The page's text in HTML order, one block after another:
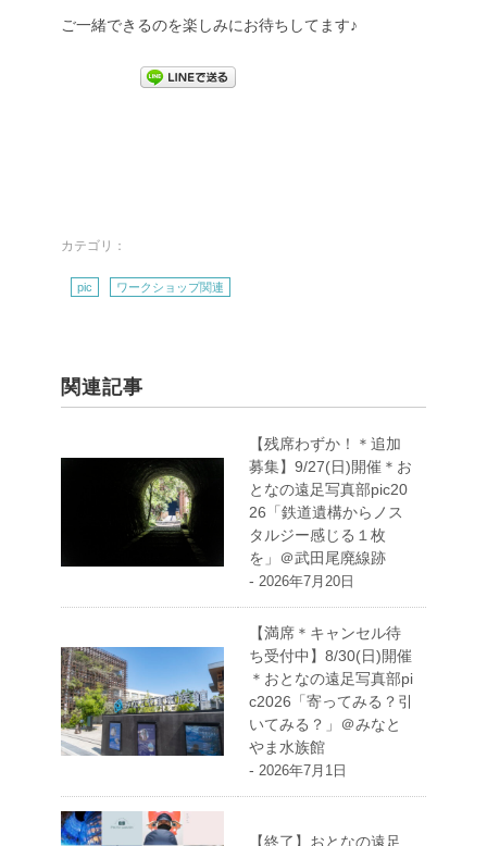
ご一緒できるのを楽しみにお待ちしてます♪
カテゴリ：
pic ワークショップ関連
関連記事
【残席わずか！＊追加
募集】9/27(日)開催＊お
となの遠足写真部pic20
26「鉄道遺構からノス
タルジー感じる１枚
を」＠武田尾廃線跡
- 2026年7月20日
【満席＊キャンセル待
ち受付中】8/30(日)開催
＊おとなの遠足写真部pi
c2026「寄ってみる？引
いてみる？」＠みなと
やま水族館
- 2026年7月1日
【終了】おとなの遠足